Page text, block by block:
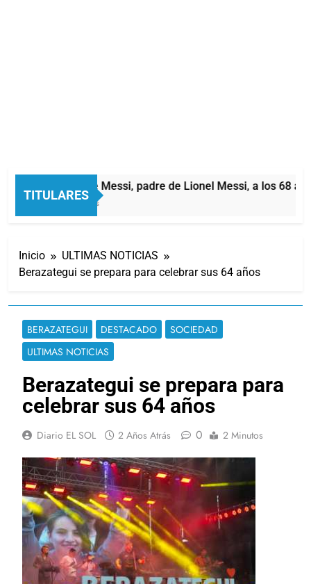
TITULARES
Murió Jorge Messi, padre de Lionel Messi, a los 68 años
51 Minutos Atrás
Inicio
ULTIMAS NOTICIAS
Berazategui se prepara para celebrar sus 64 años
BERAZATEGUI DESTACADO
SOCIEDAD
ULTIMAS NOTICIAS
Berazategui se prepara para
celebrar sus 64 años
Diario EL SOL 2 Años Atrás 0 2 Minutos